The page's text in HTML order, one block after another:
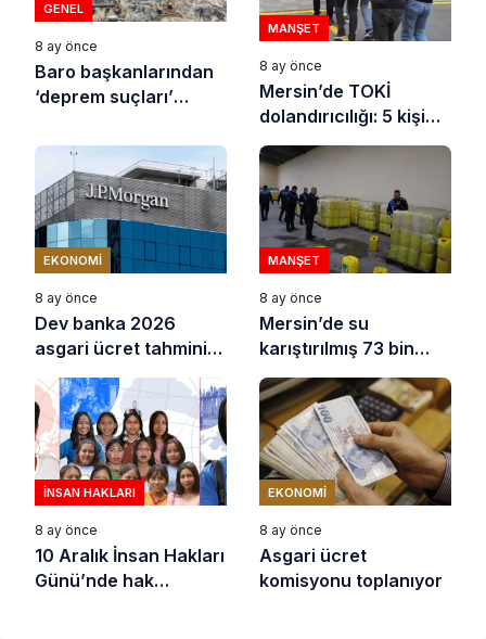
GENEL
8 ay önce
Baro başkanlarından
‘deprem suçları’
MANŞET
8 ay önce
Mersin’de TOKİ
dolandırıcılığı: 5 kişi
tutuklandı
EKONOMI
8 ay önce
Dev banka 2026
asgari ücret tahminini
açıkladı
MANŞET
8 ay önce
Mersin’de su
karıştırılmış 73 bin
litre sıvı yağ ele
geçirildi
İNSAN HAKLARI
8 ay önce
10 Aralık İnsan Hakları
Günü’nde hak
EKONOMI
8 ay önce
Asgari ücret
komisyonu toplanıyor